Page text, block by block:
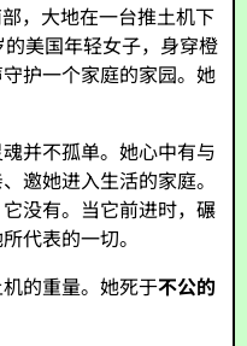
，大地在一台推土机下
美国年轻女子，身穿橙
护一个家庭的家园。她
并不孤单。她心中有与
邀她进入生活的家庭。
没有。当它前进时，碾
代表的一切。
的重量。她死于不公的